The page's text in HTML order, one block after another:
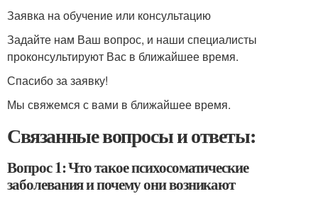
Заявка на обучение или консультацию
Задайте нам Ваш вопрос, и наши специалисты
проконсультируют Вас в ближайшее время.
Спасибо за заявку!
Мы свяжемся с вами в ближайшее время.
Связанные вопросы и ответы:
Вопрос 1: Что такое психосоматические
заболевания и почему они возникают